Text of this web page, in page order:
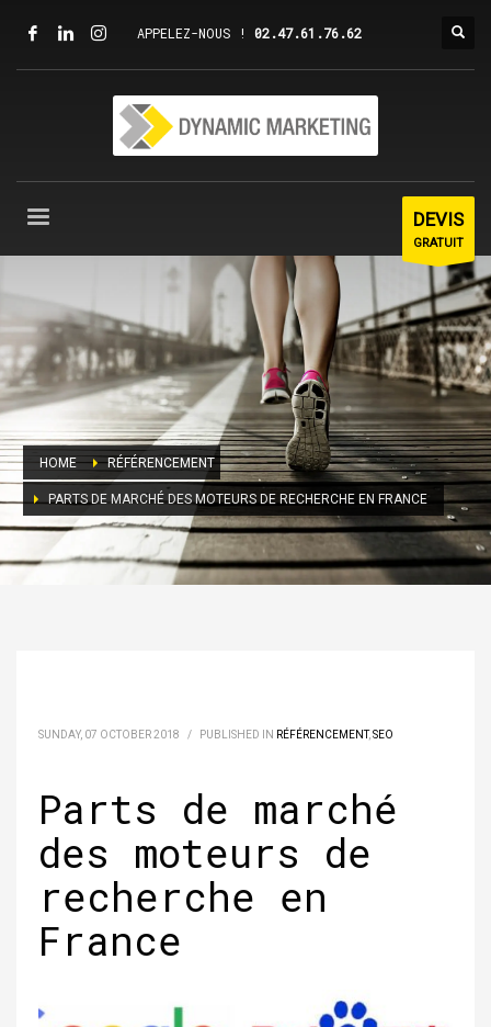
APPELEZ-NOUS ! 02.47.61.76.62
DEVIS
GRATUIT
HOME RÉFÉRENCEMENT
PARTS DE MARCHÉ DES MOTEURS DE RECHERCHE EN FRANCE
SUNDAY, 07 OCTOBER 2018 / PUBLISHED IN RÉFÉRENCEMENT,SEO
Parts de marché
des moteurs de
recherche en
France